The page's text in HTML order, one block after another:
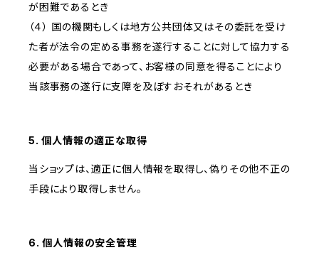
が困難であるとき
（４） 国の機関もしくは地方公共団体又はその委託を受け
た者が法令の定める事務を遂行することに対して協力する
必要がある場合であって、お客様の同意を得ることにより
当該事務の遂行に支障を及ぼすおそれがあるとき
5. 個人情報の適正な取得
当ショップは、適正に個人情報を取得し、偽りその他不正の
手段により取得しません。
6. 個人情報の安全管理